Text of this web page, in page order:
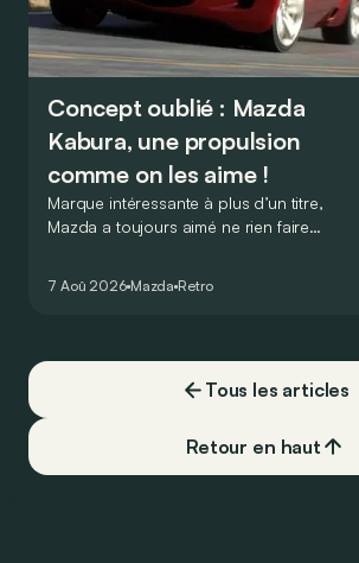
Concept oublié : Mazda
Kabura, une propulsion
comme on les aime !
Marque intéressante à plus d’un titre,
Mazda a toujours aimé ne rien faire
de la plus belle des manières…
7 Aoû 2026 Mazda Retro
Tous les articles
Retour en haut